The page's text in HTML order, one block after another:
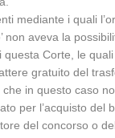
mediante i quali
aveva la
questa Corte, le
gratuito del
in questo caso
per l’acquisto del
del concorso o